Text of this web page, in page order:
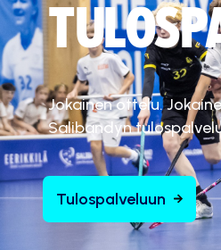
Jokainen ottelu.
Salibandyn
Tulospalveluun